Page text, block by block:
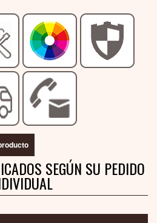
SEGÚN SU PEDIDO